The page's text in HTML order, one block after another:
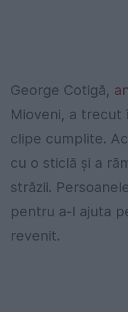
George Cotigă,
Mioveni, a trecut
clipe cumplite.
cu o sticlă și a
străzii.
pentru a-l ajuta
revenit.